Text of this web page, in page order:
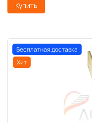
Купить
Бесплатная доставка
Хит